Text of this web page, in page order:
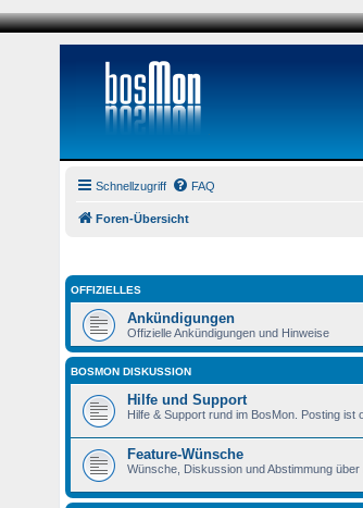
Schnellzugriff FAQ
Foren-Übersicht
OFFIZIELLES
Ankündigungen
Offizielle Ankündigungen und Hinweise
BOSMON DISKUSSION
Hilfe und Support
Hilfe & Support rund im BosMon. Posting ist
Feature-Wünsche
Wünsche, Diskussion und Abstimmung über